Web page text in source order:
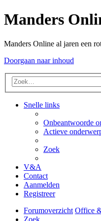
Manders
Manders Online al jaren een
Doorgaan naar inhoud
Snelle links
Onbeantwoorde
Actieve
Zoek
V&A
Contact
Aanmelden
Registreer
Forumoverzicht Office